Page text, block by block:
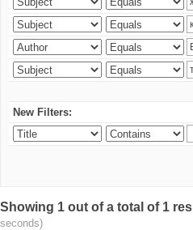
New Filters:
Showing 1 out of a total of 1
seconds)